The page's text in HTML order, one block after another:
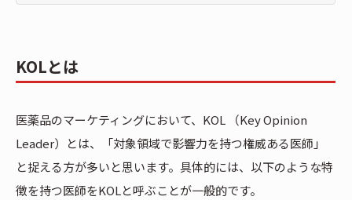
KOLとは
医薬品のマーケティングにおいて、KOL （Key Opinion
Leader）とは、「対象領域で影響力を持つ権威ある医師」
と捉える方が多いと思います。具体的には、以下のような特
徴を持つ医師をKOLと呼ぶことが一般的です。